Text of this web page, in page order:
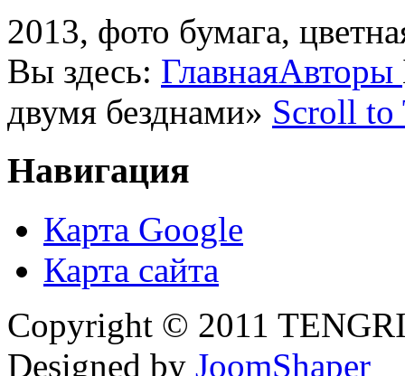
2013, фото бумага,
Вы здесь: ГлавнаяАвторы
двумя безднами» Scroll to
Навигация
Карта Google
Карта сайта
Copyright © 2011
Designed by JoomShaper